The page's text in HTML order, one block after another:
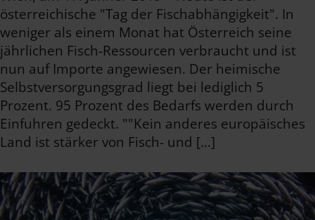
österreichische "Tag der Fischabhängigkeit". In
weniger als einem Monat hat Österreich seine
jährlichen Fisch-Ressourcen verbraucht und ist
nun auf Importe angewiesen. Der heimische
Selbstversorgungsgrad liegt bei lediglich 5
Prozent. 95 Prozent des Bedarfs werden durch
Einfuhren gedeckt. ""Kein anderes europäisches
Land ist stärker von Fisch- und […]